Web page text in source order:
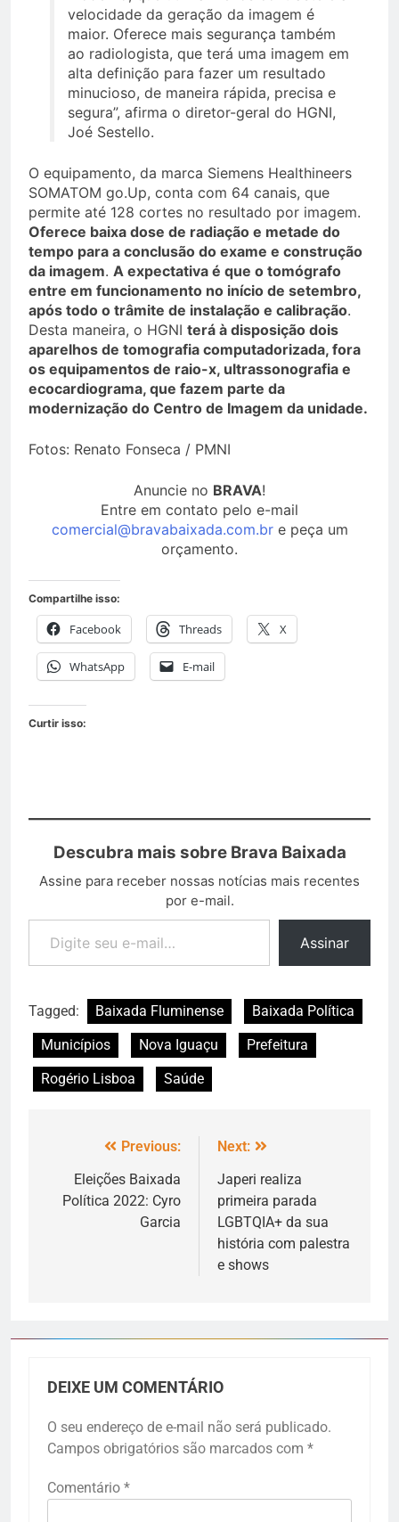
velocidade da geração da imagem é
maior. Oferece mais segurança também
ao radiologista, que terá uma imagem em
alta definição para fazer um resultado
minucioso, de maneira rápida, precisa e
segura”, afirma o diretor-geral do HGNI,
Joé Sestello.
O equipamento, da marca Siemens Healthineers
SOMATOM go.Up, conta com 64 canais, que
permite até 128 cortes no resultado por imagem.
Oferece baixa dose de radiação e metade do
tempo para a conclusão do exame e construção
da imagem. A expectativa é que o tomógrafo
entre em funcionamento no início de setembro,
após todo o trâmite de instalação e calibração.
Desta maneira, o HGNI terá à disposição dois
aparelhos de tomografia computadorizada, fora
os equipamentos de raio-x, ultrassonografia e
ecocardiograma, que fazem parte da
modernização do Centro de Imagem da unidade.
Fotos: Renato Fonseca / PMNI
Anuncie no BRAVA!
Entre em contato pelo e-mail
comercial@bravabaixada.com.bre peça um
orçamento.
Compartilhe isso:
Facebook Threads X
WhatsApp E-mail
Curtir isso:
Descubra mais sobre Brava Baixada
Assine para receber nossas notícias mais recentes
por e-mail.
Assinar
Tagged: Baixada Fluminense
Baixada Política
Municípios
Nova Iguaçu
Prefeitura
Rogério Lisboa
Saúde
Previous:
Eleições Baixada
Política 2022: Cyro
Garcia
Next:
Japeri realiza
primeira parada
LGBTQIA+ da sua
história com palestra
e shows
DEIXE UM COMENTÁRIO
O seu endereço de e-mail não será publicado.
Campos obrigatórios são marcados com *
Comentário *